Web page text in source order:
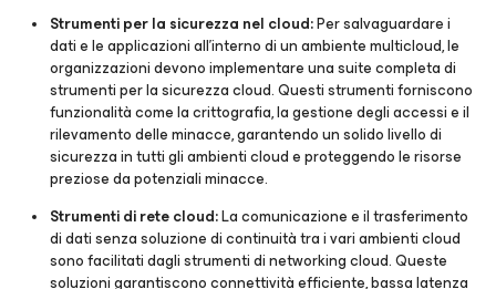
Strumenti per la sicurezza nel cloud:Per salvaguardare i
dati e le applicazioni all'interno di un ambiente multicloud, le
organizzazioni devono implementare una suite completa di
strumenti per la sicurezza cloud. Questi strumenti forniscono
funzionalità come la crittografia, la gestione degli accessi e il
rilevamento delle minacce, garantendo un solido livello di
sicurezza in tutti gli ambienti cloud e proteggendo le risorse
preziose da potenziali minacce.
Strumenti di rete cloud:La comunicazione e il trasferimento
di dati senza soluzione di continuità tra i vari ambienti cloud
sono facilitati dagli strumenti di networking cloud. Queste
soluzioni garantiscono connettività efficiente, bassa latenza